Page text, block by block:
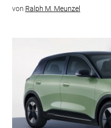
von Ralph M. Meunzel